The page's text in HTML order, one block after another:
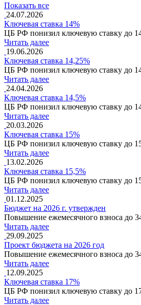
Показать все
24.07.2026
Ключевая ставка 14%
ЦБ РФ понизил ключевую ставку до
Читать далее
19.06.2026
Ключевая ставка 14,25%
ЦБ РФ понизил ключевую ставку до
Читать далее
24.04.2026
Ключевая ставка 14,5%
ЦБ РФ понизил ключевую ставку до
Читать далее
20.03.2026
Ключевая ставка 15%
ЦБ РФ понизил ключевую ставку до
Читать далее
13.02.2026
Ключевая ставка 15,5%
ЦБ РФ понизил ключевую ставку до
Читать далее
01.12.2025
Бюджет на 2026 г. утвержден
Повышение ежемесячного взноса до
Читать далее
29.09.2025
Проект бюджета на 2026 год
Повышение ежемесячного взноса до
Читать далее
12.09.2025
Ключевая ставка 17%
ЦБ РФ понизил ключевую ставку до
Читать далее